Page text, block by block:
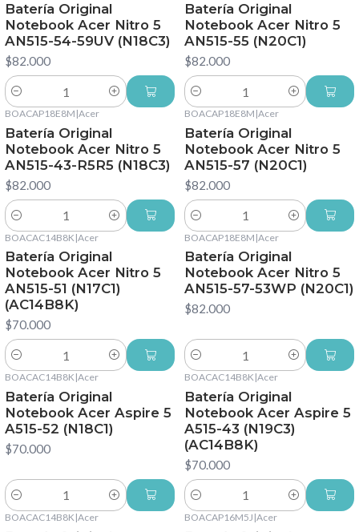
Batería Original
Notebook Acer Nitro 5
AN515-54-59UV (N18C3)
$82.000
Cantidad
Batería Original
Notebook Acer Nitro 5
AN515-55 (N20C1)
$82.000
Cantidad
BOACAP18E8M |Acer
Batería Original
Notebook Acer Nitro 5
AN515-43-R5R5 (N18C3)
$82.000
Cantidad
BOACAP18E8M |Acer
Batería Original
Notebook Acer Nitro 5
AN515-57 (N20C1)
$82.000
Cantidad
BOACAC14B8K |Acer
Batería Original
Notebook Acer Nitro 5
AN515-51 (N17C1)
(AC14B8K)
$70.000
Cantidad
BOACAP18E8M |Acer
Batería Original
Notebook Acer Nitro 5
AN515-57-53WP (N20C1)
$82.000
Cantidad
BOACAC14B8K|Acer
Batería Original
Notebook Acer Aspire 5
A515-52 (N18C1)
$70.000
Cantidad
BOACAC14B8K|Acer
Batería Original
Notebook Acer Aspire 5
A515-43 (N19C3)
(AC14B8K)
$70.000
Cantidad
BOACAC14B8K |Acer BOACAP16M5J |Acer